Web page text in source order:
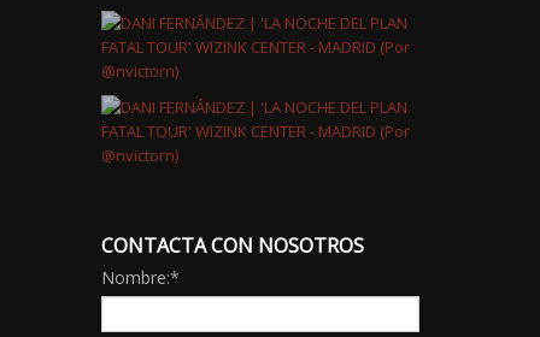
CONTACTA CON NOSOTROS
Nombre:*